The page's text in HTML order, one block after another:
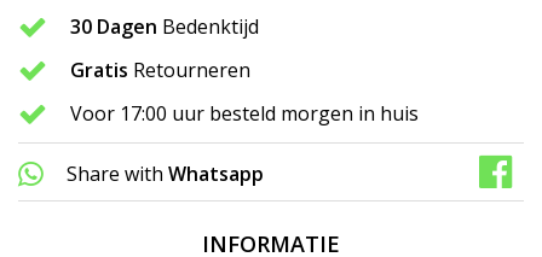
30 Dagen Bedenktijd
Gratis Retourneren
Voor 17:00 uur besteld morgen in huis
Share with Whatsapp
INFORMATIE